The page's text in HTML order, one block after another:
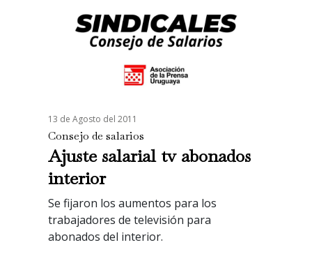
13 de Agosto del 2011
Consejo de salarios
Ajuste salarial tv abonados
interior
Se fijaron los aumentos para los
trabajadores de televisión para
abonados del interior.